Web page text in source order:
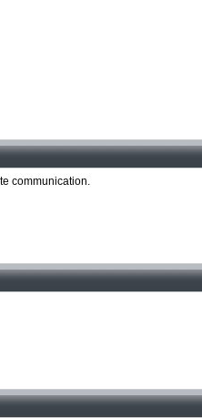
communication.